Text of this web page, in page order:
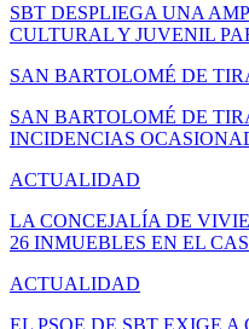
SBT DESPLIEGA UNA
CULTURAL Y JUVENIL
SAN BARTOLOMÉ DE
SAN BARTOLOMÉ DE
INCIDENCIAS
ACTUALIDAD
LA CONCEJALÍA DE
26 INMUEBLES EN EL
ACTUALIDAD
EL PSOE DE SBT EXIGE